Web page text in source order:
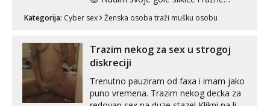
videouradke. 🤩 Za online zabavu pošalji
poruku na Whatsapp, Telegram ili Viber.
autentičnosti možeš me vidjeti na
videopozivu. 😉 S vama sam vec 5 ...
Kategorija: Cyber sex Ženska osoba traži mušku osobu
Trazim nekog za sex u strogoj
diskreciji
Trenutno pauziram od faxa i imam jako
puno vremena. Trazim nekog decka za